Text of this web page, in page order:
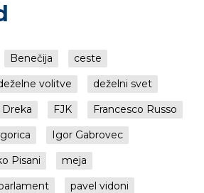
Benečija
ceste
volitve
deželni svet
Dreka FJK
Francesco Russo
gorica
Igor Gabrovec
Pisani
meja
pavel vidoni